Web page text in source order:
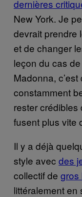
dernières
New York. Je
devrait prendre
et de changer
leçon du cas
Madonna,
constamment
rester
fusent plus vite
Il y a déjà
style avec des
collectif de gros
littéralement en